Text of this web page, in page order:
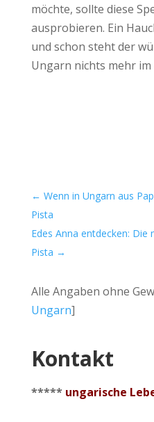
möchte, sollte diese
ausprobieren. Ein
und schon steht der
Ungarn nichts mehr im
← Wenn in Ungarn aus
Pista
Edes Anna entdecken: Die
Pista →
Alle Angaben ohne
Ungarn]
Kontakt
***** ungarische